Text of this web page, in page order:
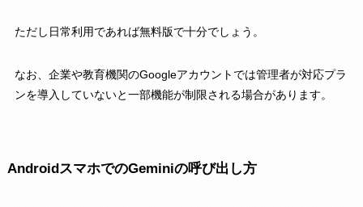
ただし日常利用であれば無料版で十分でしょう。
なお、企業や教育機関のGoogleアカウントでは管理者が対応プラ
ンを導入していないと一部機能が制限される場合があります。
AndroidスマホでのGeminiの呼び出し方